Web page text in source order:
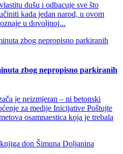
dušu i odbacuje sve što
kada jedan narod, u ovom
u dovoljnoj...
zbog nepropisno parkiranih
je neizmjeran – ni betonski
za medije Inicijative Poštujte
osamnaestica koja je trebala